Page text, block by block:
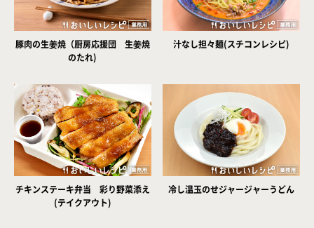
豚肉の生姜焼（厨房応援団 生姜焼
のたれ)
汁なし担々麺(スチコンレシピ)
チキンステーキ弁当 彩り野菜添え
(テイクアウト)
冷し温玉のせジャージャーうどん